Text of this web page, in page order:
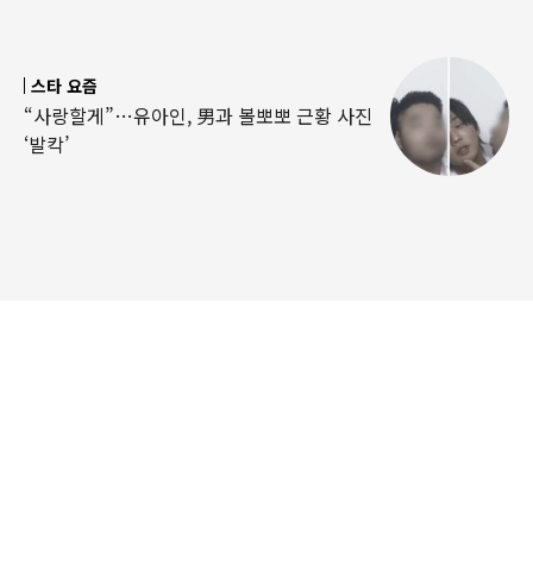
스타 요즘
“사랑할게”…유아인, 男과 볼뽀뽀 근황 사진
‘발칵’